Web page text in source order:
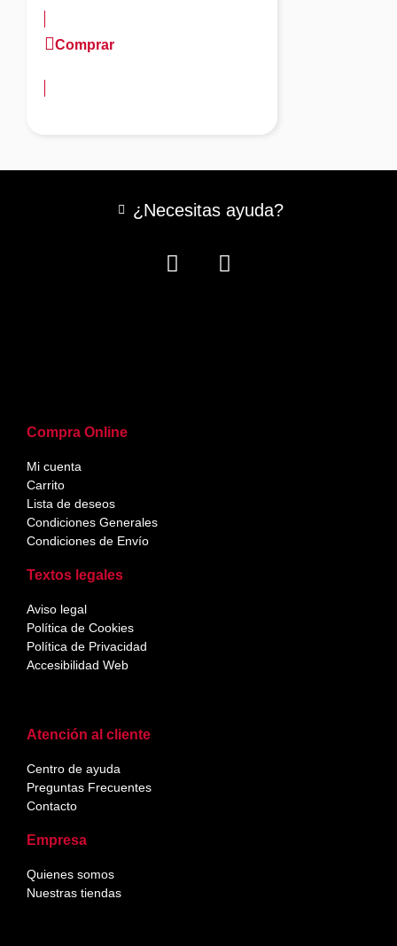
Comprar
Atención al cliente
Centro de ayuda
Preguntas Frecuentes
Contacto
Empresa
Quienes somos
Nuestras tiendas
Compra Online
Mi cuenta
Carrito
Lista de deseos
Condiciones Generales
Condiciones de Envío
Textos legales
Aviso legal
Política de Cookies
Política de Privacidad
Accesibilidad Web
¿Necesitas ayuda?